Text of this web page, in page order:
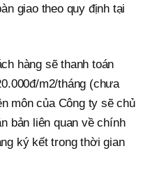
giao theo quy định tại
hàng sẽ thanh toán
m2/tháng (chưa
môn của Công ty sẽ chủ
bản liên quan về chính
ký kết trong thời gian